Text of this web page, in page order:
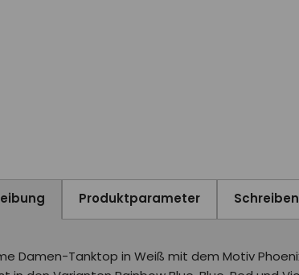
Produktparameter
Damen-Tanktop in Weiß mit dem Motiv